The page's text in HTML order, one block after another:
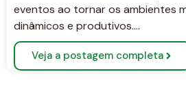
eventos ao tornar os ambientes
dinâmicos e produtivos….
Veja a postagem completa